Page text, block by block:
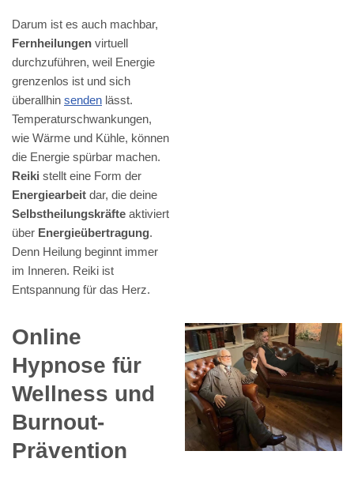
Darum ist es auch machbar,
Fernheilungen virtuell
durchzuführen, weil Energie
grenzenlos ist und sich
überallhin senden lässt.
Temperaturschwankungen,
wie Wärme und Kühle, können
die Energie spürbar machen.
Reiki stellt eine Form der
Energiearbeit dar, die deine
Selbstheilungskräfte aktiviert
über Energieübertragung.
Denn Heilung beginnt immer
im Inneren. Reiki ist
Entspannung für das Herz.
Online
Hypnose für
Wellness und
Burnout-
Prävention